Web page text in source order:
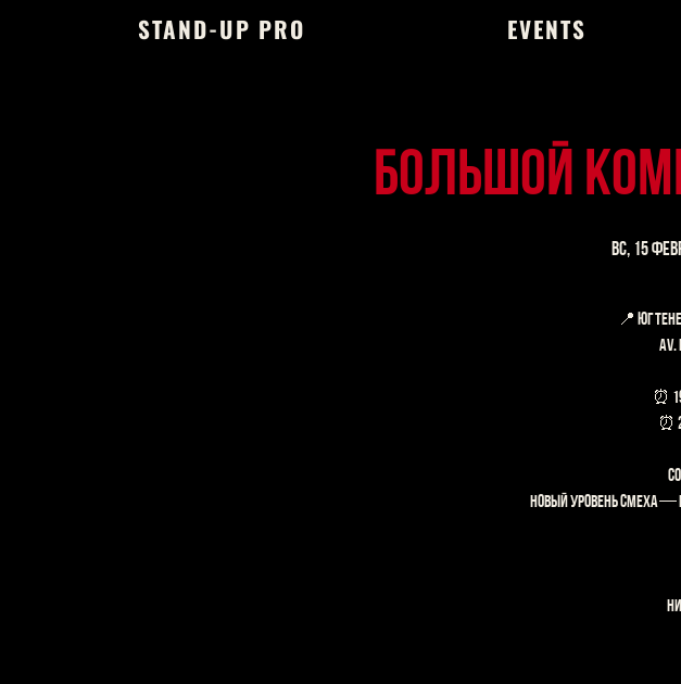
STAND-UP PRO EVENTS
Большой
вс, 15
📍 Юг
Av.
⏰
⏰
Новый уровень смеха —